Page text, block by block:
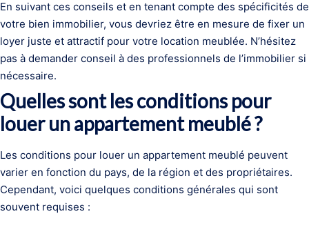
En suivant ces conseils et en tenant compte des spécificités de
votre bien immobilier, vous devriez être en mesure de fixer un
loyer juste et attractif pour votre location meublée. N’hésitez
pas à demander conseil à des professionnels de l’immobilier si
nécessaire.
Quelles sont les conditions pour
louer un appartement meublé ?
Les conditions pour louer un appartement meublé peuvent
varier en fonction du pays, de la région et des propriétaires.
Cependant, voici quelques conditions générales qui sont
souvent requises :